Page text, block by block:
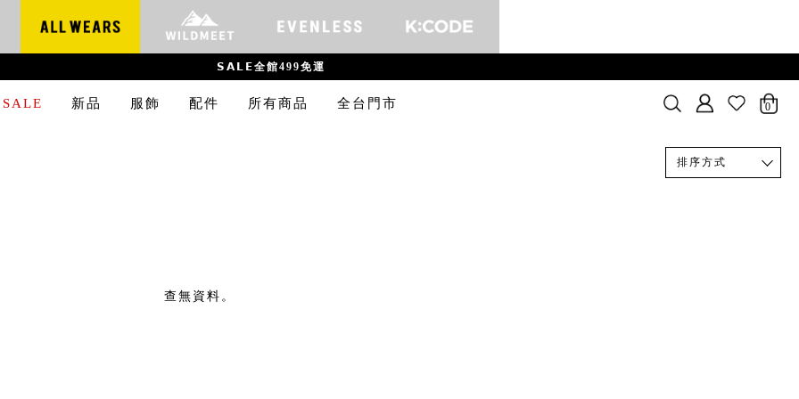
𝗦𝗔𝗟𝗘全館499免運
SALE 新品 服飾 配件 所有商品 全台門市 0
排序方式
查無資料。